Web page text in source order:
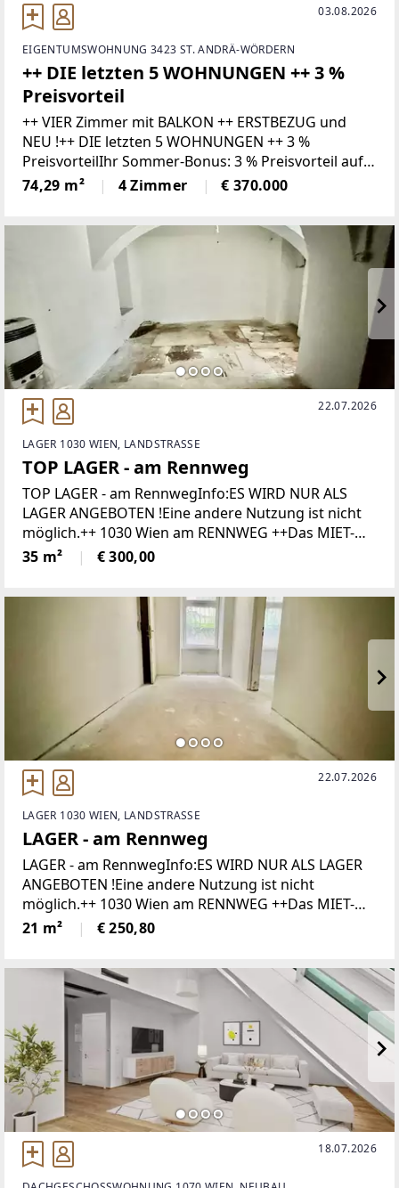
03.08.2026
EIGENTUMSWOHNUNG 3423 ST. ANDRÄ-WÖRDERN
++ DIE letzten 5 WOHNUNGEN ++ 3 %
Preisvorteil
++ VIER Zimmer mit BALKON ++ ERSTBEZUG und
NEU !++ DIE letzten 5 WOHNUNGEN ++ 3 %
PreisvorteilIhr Sommer-Bonus: 3 % Preisvorteil auf
Ihr neues Zuhause!Wer bis 31.08.2026 ein Kaufanbot
für eine Wohnung zum gültigen Listenpreis
74,29 m² 4 Zimmer € 370.000
22.07.2026
LAGER 1030 WIEN, LANDSTRASSE
TOP LAGER - am Rennweg
TOP LAGER - am RennwegInfo:ES WIRD NUR ALS
LAGER ANGEBOTEN !Eine andere Nutzung ist nicht
möglich.++ 1030 Wien am RENNWEG ++Das MIET-
OBJEKT befindet sich - im SOUTERRAIN eines Altbaus
in begehrter
35 m² € 300,00
22.07.2026
LAGER 1030 WIEN, LANDSTRASSE
LAGER - am Rennweg
LAGER - am RennwegInfo:ES WIRD NUR ALS LAGER
ANGEBOTEN !Eine andere Nutzung ist nicht
möglich.++ 1030 Wien am RENNWEG ++Das MIET-
OBJEKT befindet sich - im SOUTERRAIN eines Altbaus
in begehrter Lage
21 m² € 250,80
18.07.2026